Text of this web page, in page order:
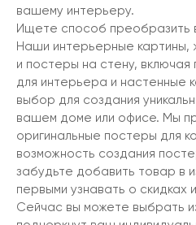
вашему интерьеру.
Ищете способ преобразить
Наши интерьерные картины,
и постеры на стену, включая
для интерьера и настенные
выбор для создания
вашем доме или офисе. Мы
оригинальные постеры для
возможность создания
забудьте добавить товар в
первыми узнавать о скидках
Сейчас вы можете выбрать